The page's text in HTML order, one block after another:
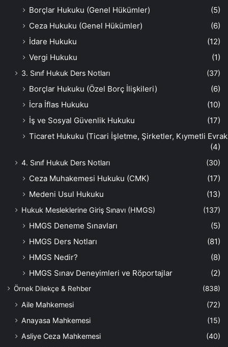
Borçlar Hukuku (Genel Hükümler)
(5)
Ceza Hukuku (Genel Hükümler)
(6)
İdare Hukuku
(12)
Vergi Hukuku
(1)
3. Sınıf Hukuk Ders Notları (37)
Borçlar Hukuku (Özel Borç İlişkileri)
(6)
İcra İflas Hukuku
(10)
İş ve Sosyal Güvenlik Hukuku
(17)
Ticaret Hukuku (Ticari İşletme, Şirketler, Kıymetli
(4)
4. Sınıf Hukuk Ders Notları (30)
Ceza Muhakemesi Hukuku (CMK)
(17)
Medeni Usul Hukuku
(13)
Hukuk Mesleklerine Giriş Sınavı (HMGS) (137)
HMGS Deneme Sınavları
(5)
HMGS Ders Notları
(81)
HMGS Nedir?
(8)
HMGS Sınav Deneyimleri ve Röportajlar
(2)
Örnek Dilekçe & Rehber (838)
Aile Mahkemesi
(72)
Anayasa Mahkemesi
(15)
Asliye Ceza Mahkemesi
(40)